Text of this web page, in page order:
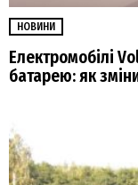
НОВИНИ
Електромобілі
батарею: як